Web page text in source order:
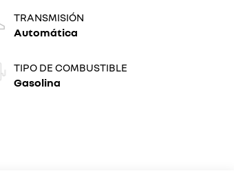
TRANSMISIÓN
Automática
TIPO DE COMBUSTIBLE
Gasolina